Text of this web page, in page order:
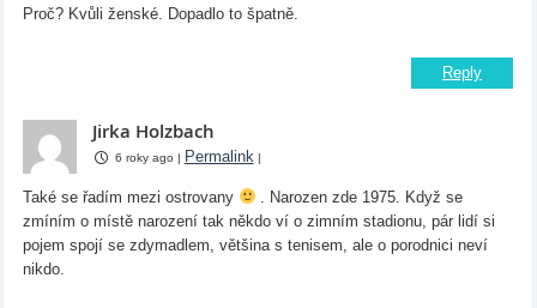
Proč? Kvůli ženské. Dopadlo to špatně.
Reply
Jirka Holzbach
6 roky ago | Permalink |
Také se řadím mezi ostrovany
. Narozen zde 1975. Když se
zmíním o místě narození tak někdo ví o zimním stadionu, pár lidí si
pojem spojí se zdymadlem, většina s tenisem, ale o porodnici neví
nikdo.